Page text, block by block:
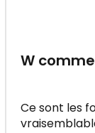
W
Ce sont les